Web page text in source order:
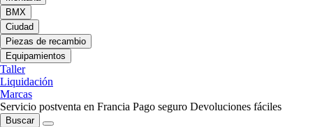
BMX
Ciudad
Piezas de recambio
Equipamientos
Taller
Liquidación
Marcas
Servicio postventa en Francia Pago seguro Devoluciones fáciles
Buscar